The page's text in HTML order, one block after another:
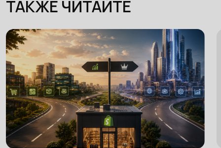
ТАКЖЕ ЧИТАЙТЕ